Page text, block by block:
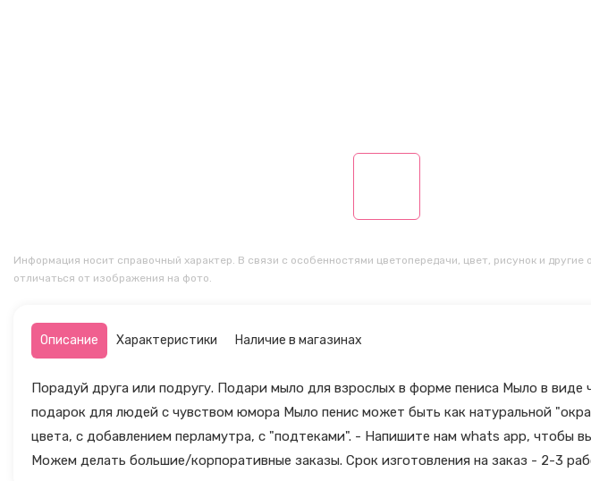
Информация носит справочный характер. В связи с особенностями цветопередачи, цвет, рисунок и другие
отличаться от изображения на фото.
Описание Характеристики Наличие в магазинах
Порадуй друга или подругу. Подари мыло для взрослых в форме пениса Мыло в виде
подарок для людей с чувством юмора Мыло пенис может быть как натуральной
цвета, с добавлением перламутра, с "подтеками". - Напишите нам whats app, чтобы
Можем делать большие/корпоративные заказы. Срок изготовления на заказ - 2-3